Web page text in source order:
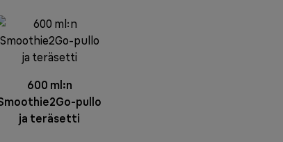
600 ml:n
pullo
ja teräsetti